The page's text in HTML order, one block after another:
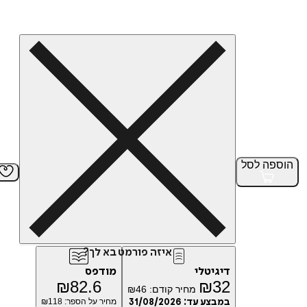
הוספה לסל
איזה פורמט בא לך?
דיגיטלי
₪32 מחיר קודם: ₪46
במבצע עד: 31/08/2026
מודפס
₪82.6
מחיר על הספר: ₪118